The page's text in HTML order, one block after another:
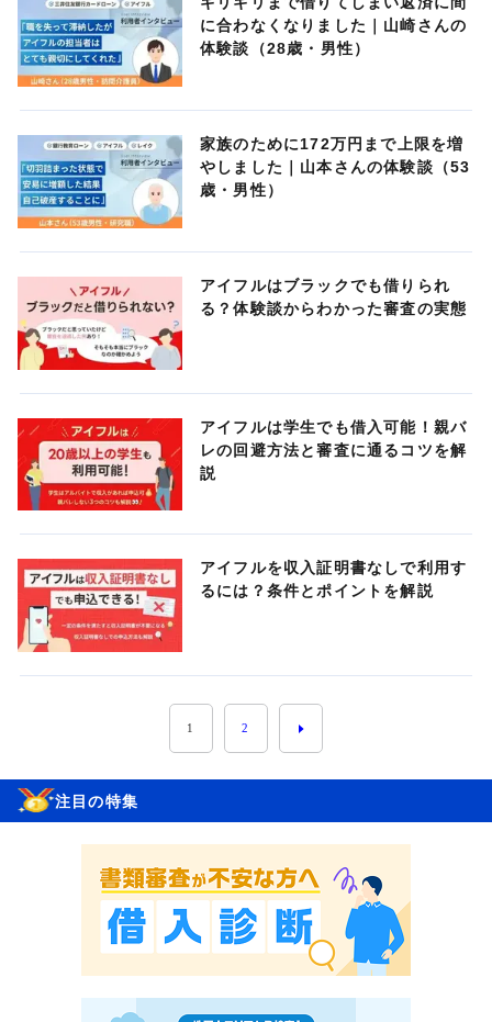
に合わなくなりました｜山崎さんの
体験談（28歳・男性）
家族のために172万円まで上限を増
やしました｜山本さんの体験談（53
歳・男性）
アイフルはブラックでも借りられ
る？体験談からわかった審査の実態
アイフルは学生でも借入可能！親バ
レの回避方法と審査に通るコツを解
説
アイフルを収入証明書なしで利用す
るには？条件とポイントを解説
1 2
注目の特集